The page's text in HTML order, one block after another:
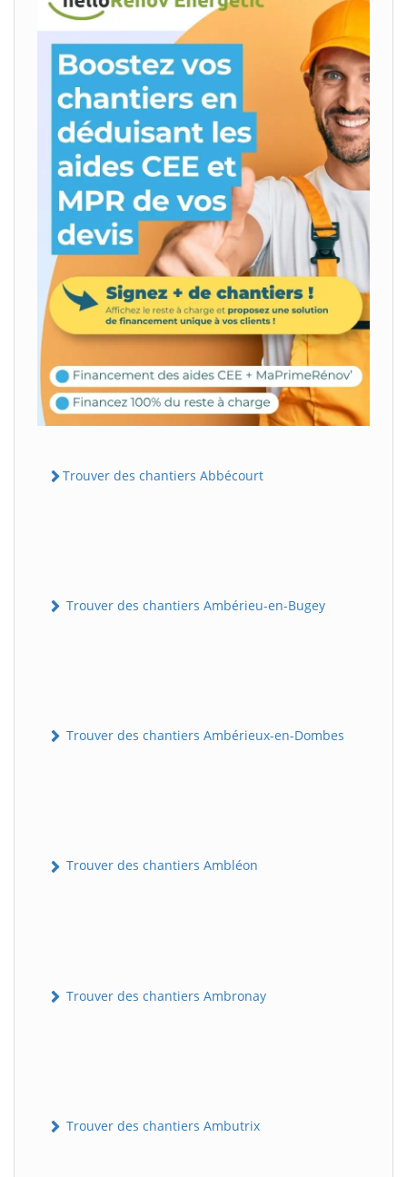
Trouver des chantiers Abbécourt
Trouver des chantiers Ambérieu-en-Bugey
Trouver des chantiers Ambérieux-en-Dombes
Trouver des chantiers Ambléon
Trouver des chantiers Ambronay
Trouver des chantiers Ambutrix